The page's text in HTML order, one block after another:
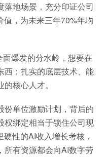
地场景，充分印证公司
，为未来三年70%年均
爆发的分水岭，想要在
西：扎实的底层技术、能
核心人才。
份单位激励计划，背后的
权绑定相当于锁住公司现
性的AI收入增长考核，
所有资源都会向AI数字劳